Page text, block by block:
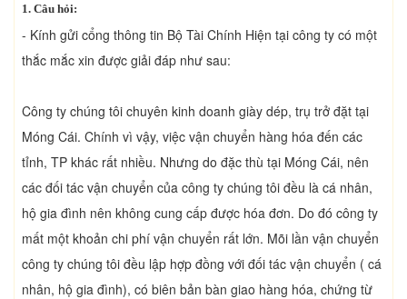
1. Câu hỏi:
- Kính gửi cổng thông tin Bộ Tài Chính Hiện tại công ty có một
thắc mắc xin được giải đáp như sau:
Công ty chúng tôi chuyên kinh doanh giày dép, trụ trở đặt tại
Móng Cái. Chính vì vậy, việc vận chuyển hàng hóa đến các
tỉnh, TP khác rất nhiều. Nhưng do đặc thù tại Móng Cái, nên
các đối tác vận chuyển của công ty chúng tôi đều là cá nhân,
hộ gia đình nên không cung cấp được hóa đơn. Do đó công ty
mất một khoản chi phí vận chuyển rất lớn. Mõi lần vận chuyển
công ty chúng tôi đều lập hợp đồng với đối tác vận chuyển ( cá
nhân, hộ gia đình), có biên bản bàn giao hàng hóa, chứng từ